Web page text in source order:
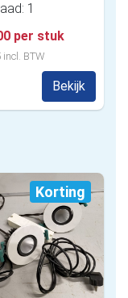
1
per stuk
incl. BTW
Bekijk
Korting